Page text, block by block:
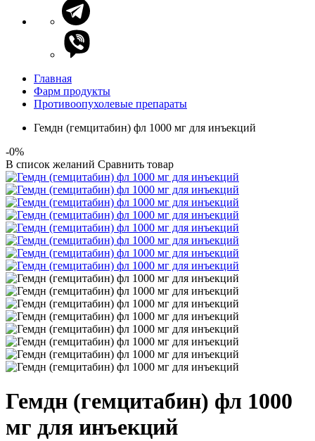
Главная
Фарм продукты
Противоопухолевые препараты
Гемдн (гемцитабин) фл 1000 мг для инъекций
-0%
В список желаний Сравнить товар
Гемдн (гемцитабин) фл 1000
мг для инъекций